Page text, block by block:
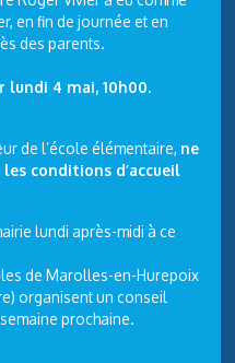
en fin de journée et en
des parents.
lundi 4 mai, 10h00.
de l’école élémentaire, ne
conditions d’accueil
lundi après-midi à ce
de Marolles-en-Hurepoix
organisent un conseil
prochaine.